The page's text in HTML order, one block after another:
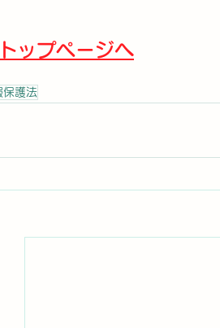
ップページへ
保護法